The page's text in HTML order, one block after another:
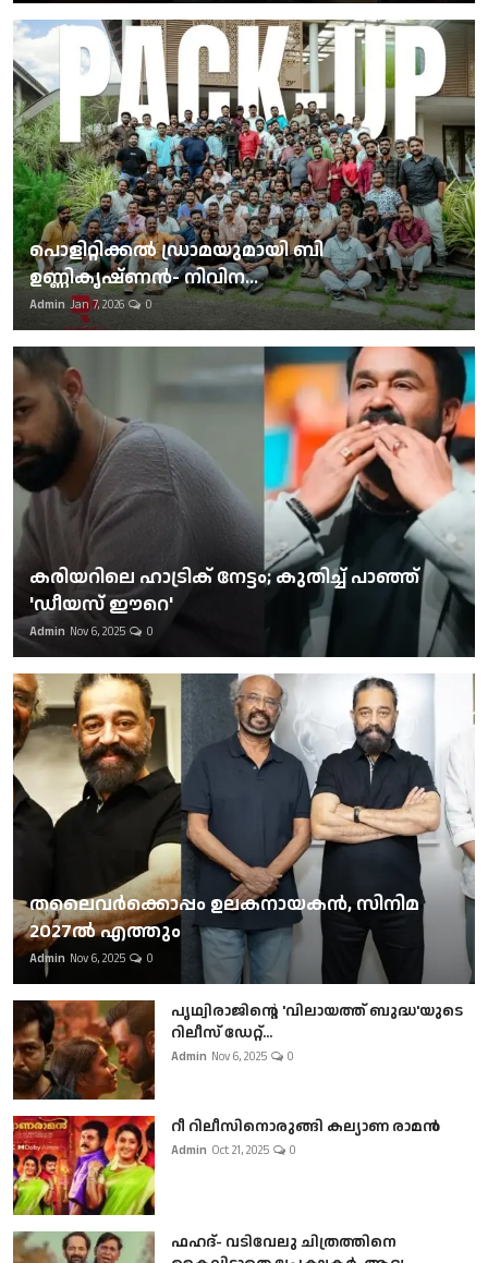
പൊളിറ്റിക്കല്‍ ഡ്രാമയുമായി ബി
ഉണ്ണികൃഷ്ണന്‍- നിവിന...
Admin Jan 7, 2026 0
കരിയറിലെ ഹാട്രിക് നേട്ടം; കുതിച്ച് പാഞ്ഞ്
'ഡീയസ് ഈറെ'
Admin Nov 6, 2025 0
തലൈവര്‍ക്കൊപ്പം ഉലകനായകന്‍, സിനിമ
2027ല്‍ എത്തും
Admin Nov 6, 2025 0
പൃഥ്വിരാജിന്റെ 'വിലായത്ത് ബുദ്ധ'യുടെ
റിലീസ് ഡേറ്റ്...
Admin Nov 6, 2025 0
റീ റിലീസിനൊരുങ്ങി കല്യാണ രാമൻ
Admin Oct 21, 2025 0
ഫഹദ്- വടിവേലു ചിത്രത്തിനെ